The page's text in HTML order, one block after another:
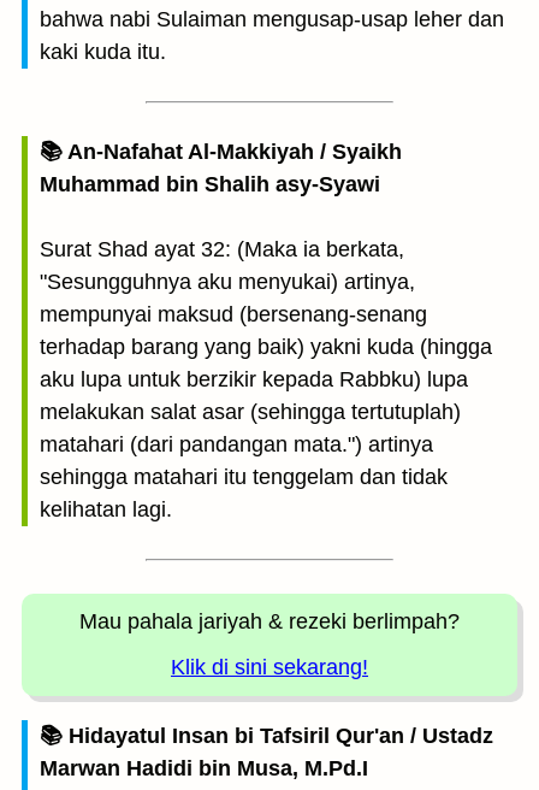
bahwa nabi Sulaiman mengusap-usap leher dan
kaki kuda itu.
📚 An-Nafahat Al-Makkiyah / Syaikh
Muhammad bin Shalih asy-Syawi
Surat Shad ayat 32: (Maka ia berkata,
"Sesungguhnya aku menyukai) artinya,
mempunyai maksud (bersenang-senang
terhadap barang yang baik) yakni kuda (hingga
aku lupa untuk berzikir kepada Rabbku) lupa
melakukan salat asar (sehingga tertutuplah)
matahari (dari pandangan mata.") artinya
sehingga matahari itu tenggelam dan tidak
kelihatan lagi.
Mau pahala jariyah & rezeki berlimpah?
Klik di sini sekarang!
📚 Hidayatul Insan bi Tafsiril Qur'an / Ustadz
Marwan Hadidi bin Musa, M.Pd.I